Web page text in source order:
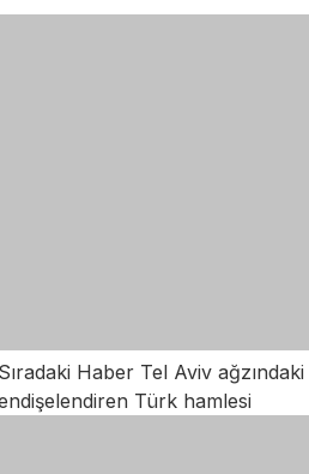
Haber Tel Aviv ağzındaki
Türk hamlesi